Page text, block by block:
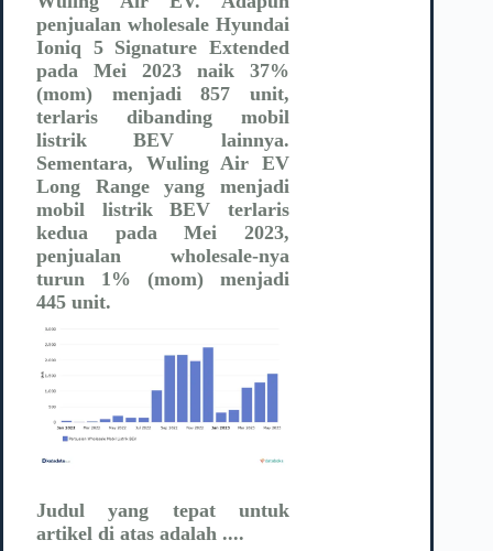
penjualan wholesale Hyundai
Ioniq 5 Signature Extended
pada Mei 2023 naik 37%
(mom) menjadi 857 unit,
terlaris dibanding mobil
listrik BEV lainnya.
Sementara, Wuling Air EV
Long Range yang menjadi
mobil listrik BEV terlaris
kedua pada Mei 2023,
penjualan wholesale-nya
turun 1% (mom) menjadi
445 unit.
Judul yang tepat untuk
artikel di atas adalah ....